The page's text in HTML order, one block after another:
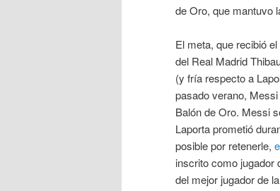
de Oro, que mantuvo
El meta, que recibió
del Real Madrid
(y fría respecto a
pasado verano,
Balón de Oro. Messi
Laporta prometió
posible por retenerle,
inscrito como jugador
del mejor jugador de